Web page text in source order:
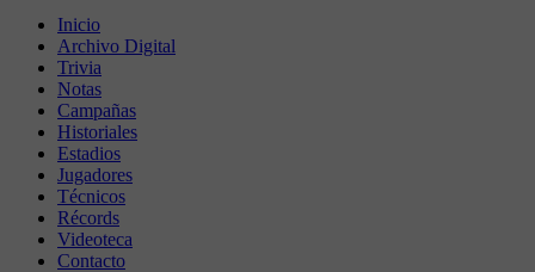
Inicio
Archivo Digital
Trivia
Notas
Campañas
Historiales
Estadios
Jugadores
Técnicos
Récords
Videoteca
Contacto